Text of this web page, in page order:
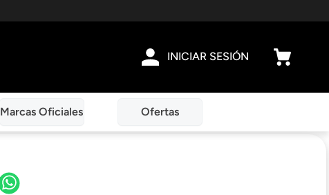
INICIAR SESIÓN
Marcas Oficiales Ofertas